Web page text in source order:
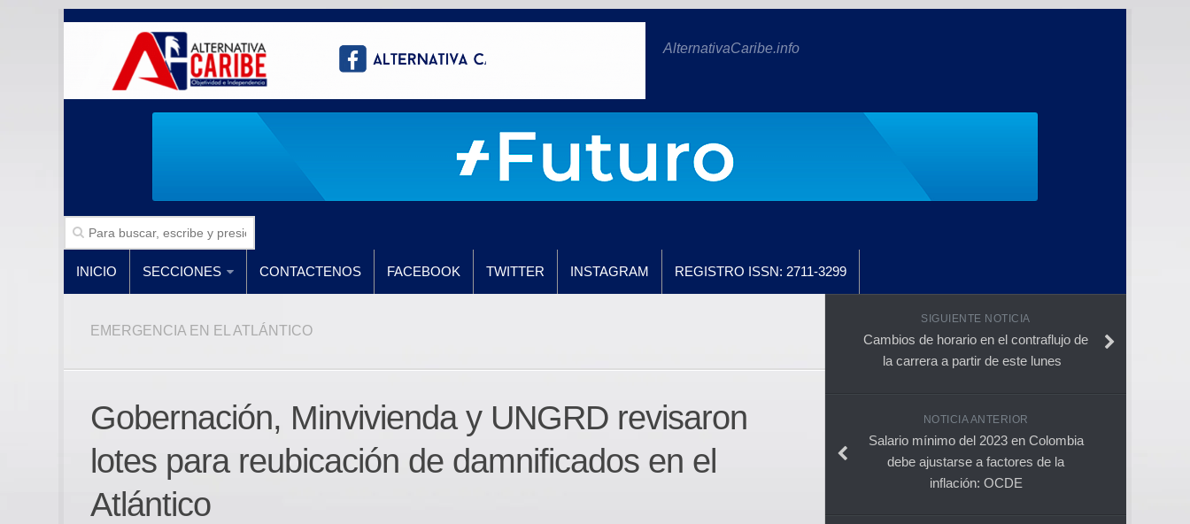
AlternativaCaribe.info
INICIO SECCIONES CONTACTENOS FACEBOOK TWITTER INSTAGRAM REGISTRO ISSN: 2711-3299
EMERGENCIA EN EL ATLÁNTICO
Gobernación, Minvivienda y UNGRD revisaron
lotes para reubicación de damnificados en el
Atlántico
SIGUIENTE NOTICIA
Cambios de horario en el contraflujo de
la carrera a partir de este lunes
NOTICIA ANTERIOR
Salario mínimo del 2023 en Colombia
debe ajustarse a factores de la
inflación: OCDE